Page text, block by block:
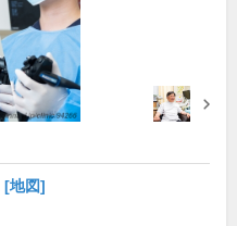
[地図]